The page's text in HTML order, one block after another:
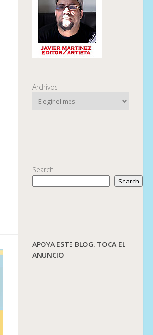
Archivos
Search
Search
APOYA ESTE BLOG. TOCA EL
ANUNCIO